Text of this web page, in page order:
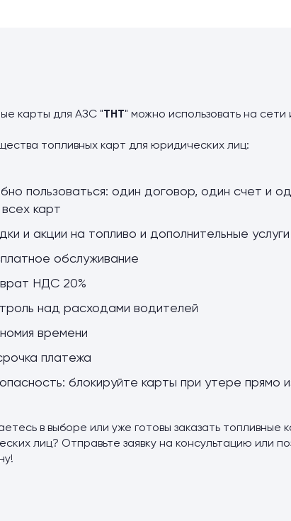
карты для АЗС "ТНТ" можно использовать на сети
топливных карт для юридических лиц:
пользоваться: один договор, один счет и
карт
и акции на топливо и дополнительные услуги
обслуживание
НДС 20%
над расходами водителей
времени
платежа
блокируйте карты при утере прямо
в выборе или уже готовы заказать топливные
лиц? Отправьте заявку на консультацию или